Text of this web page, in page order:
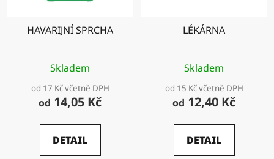
HAVARIJNÍ SPRCHA
Skladem
od 17 Kč včetně DPH
od 14,05 Kč
DETAIL
LÉKÁRNA
Skladem
od 15 Kč včetně DPH
od 12,40 Kč
DETAIL